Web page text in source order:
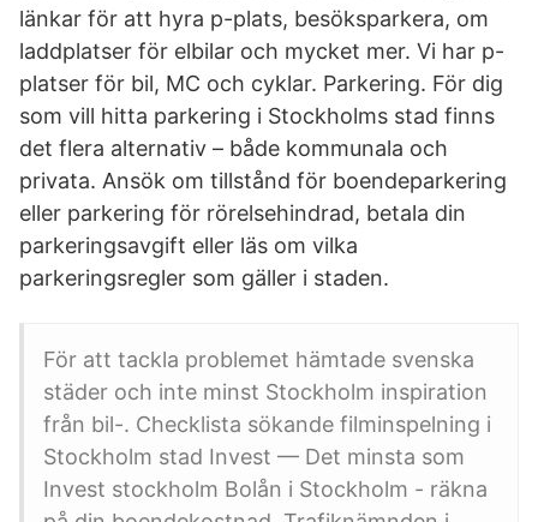
länkar för att hyra p-plats, besöksparkera, om
laddplatser för elbilar och mycket mer. Vi har p-
platser för bil, MC och cyklar. Parkering. För dig
som vill hitta parkering i Stockholms stad finns
det flera alternativ – både kommunala och
privata. Ansök om tillstånd för boendeparkering
eller parkering för rörelsehindrad, betala din
parkeringsavgift eller läs om vilka
parkeringsregler som gäller i staden.
För att tackla problemet hämtade svenska
städer och inte minst Stockholm inspiration
från bil-. Checklista sökande filminspelning i
Stockholm stad Invest — Det minsta som
Invest stockholm Bolån i Stockholm - räkna